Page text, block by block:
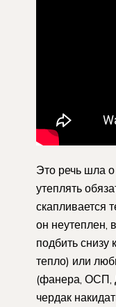
Это речь шла о
утеплять
скапливается
он неутеплен,
подбить
тепло) или
(фанера, ОСП,
чердак